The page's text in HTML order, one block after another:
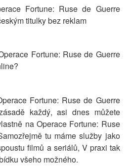
Fortune: Ruse de Guerre
titulky bez reklam
Fortune: Ruse de Guerre
Fortune: Ruse de Guerre
každý, asi dnes můžete
na Operace Fortune: Ruse
tu máme služby jako
filmů a seriálů, V praxi tak
všeho možného.